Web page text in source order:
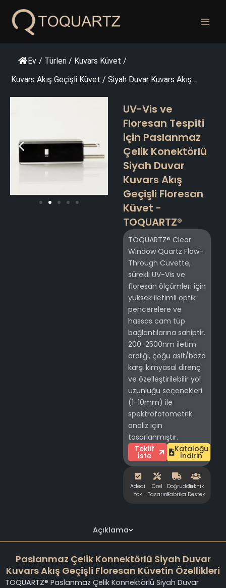
geç
Ev / Türleri / Kuvars Küvet /
Kuvars Akış Geçişli Küvet / Siyah Duvar Kuvars Akış...
UV-Vis ve
Floresan Tespiti
için Paslanmaz
Çelik Konektörlü
Siyah Duvar
Kuvars Akış
Geçişli Floresan
Küvet -
TOQUARTZ®
TOQUARTZ® Clear
Window Quartz Flow-
Through Cuvette,
sürekli UV-Vis ve
floresan ölçümleri için
yüksek iletimli optik
pencerelere ve
hassas cam tüp
bağlantılarına sahiptir.
200-2500nm iletim
aralığı, çoğu asit/baza
karşı kimyasal direnç
ve özelleştirilebilir yol
uzunluğu seçenekleri
(1-10mm) ile
spektrofotometrik
analiz için
tasarlanmıştır.
Teklif
İste
Kataloğu
İndirin
Adedi
Yok
Özel
Tasarım
Doğrudan
Fabrika
Teknik
Destek
Açıklama
Paslanmaz Çelik Konnektörlü Siyah Duvar
Kuvars Akış Geçişli Floresan Küvetin Özellikleri
TOQUARTZ® Paslanmaz Çelik Konnektörlü Siyah Duvar